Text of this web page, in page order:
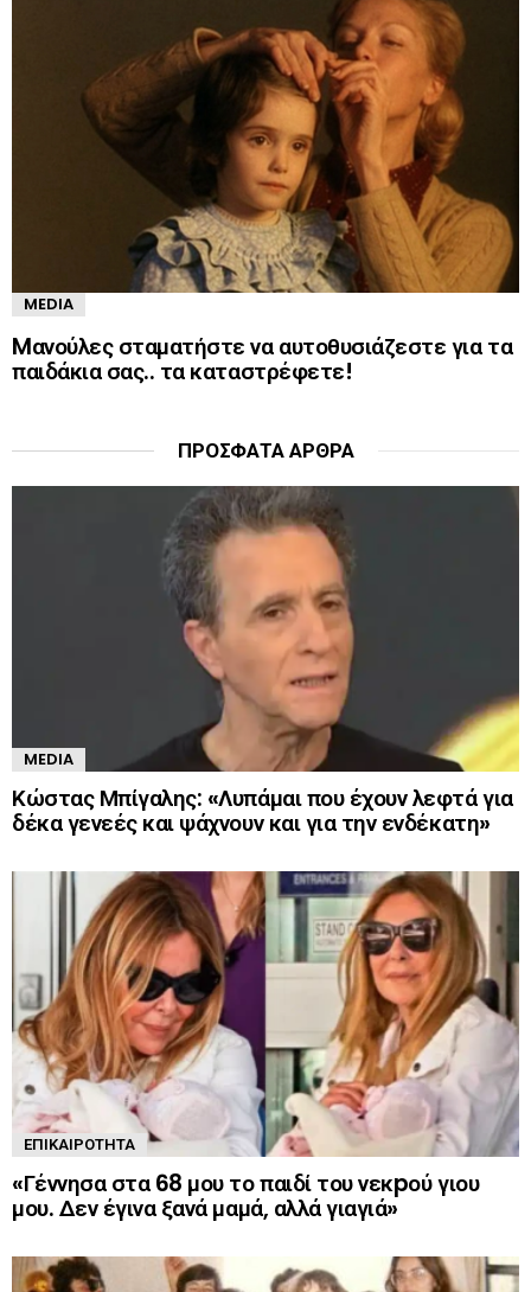
MEDIA
Mανούλες σταματήστε να αυτοθυσιάζεστε για τα
παιδάκια σας.. τα καταστρέφετε!
ΠΡΌΣΦΑΤΑ ΆΡΘΡΑ
MEDIA
Κώστας Μπίγαλης: «Λυπάμαι που έχουν λεφτά για
δέκα γενεές και ψάχνουν και για την ενδέκατη»
ΕΠΙΚΑΙΡΌΤΗΤΑ
«Γέννησα στα 68 μου το παιδί του νεκpού γιου
μου. Δεν έγινα ξανά μαμά, αλλά γιαγιά»